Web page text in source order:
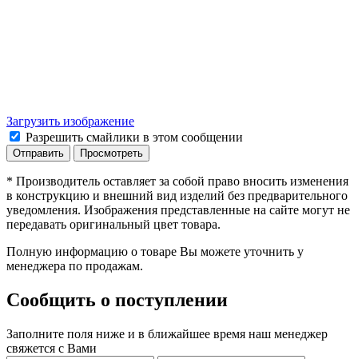
Загрузить изображение
Разрешить смайлики в этом сообщении
* Производитель оставляет за собой право вносить изменения
в конструкцию и внешний вид изделий без предварительного
уведомления. Изображения представленные на сайте могут не
передавать оригинальный цвет товара.
Полную информацию о товаре Вы можете уточнить у
менеджера по продажам.
Сообщить о поступлении
Заполните поля ниже и в ближайшее время наш менеджер
свяжется с Вами